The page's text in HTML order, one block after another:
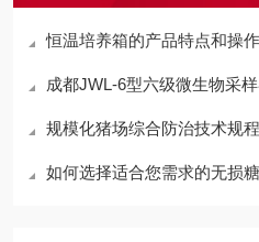
恒温培养箱的产品特点和操
成都JWL-6型六级微生物采
规模化猪场综合防治技术规程
如何选择适合您需求的无损